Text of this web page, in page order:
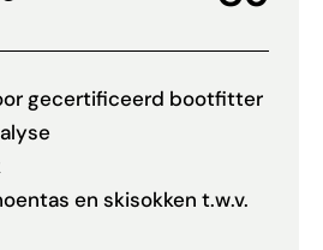
gecertificeerd bootfitter
en skisokken t.w.v.